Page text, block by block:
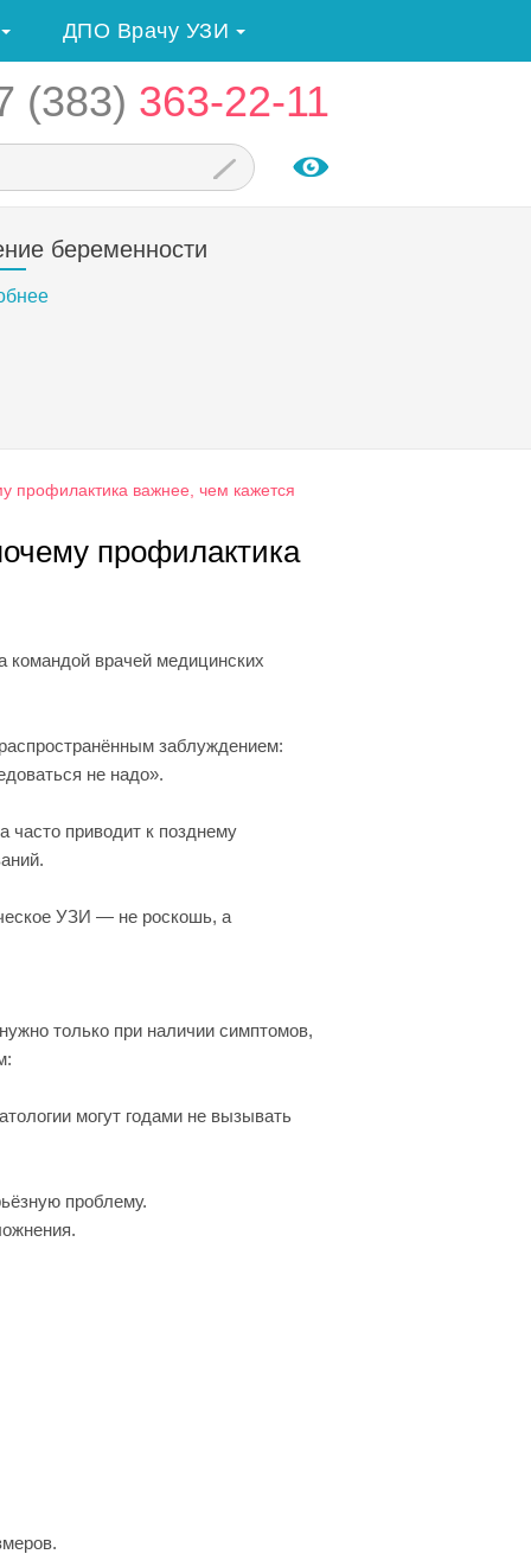
ДПО Врачу УЗИ
(383) 363-22-11
беременности
профилактика важнее, чем кажется
профилактика
командой врачей медицинских
заблуждением:
не надо».
часто приводит к позднему
УЗИ — не роскошь, а
только при наличии симптомов,
могут годами не вызывать
проблему.